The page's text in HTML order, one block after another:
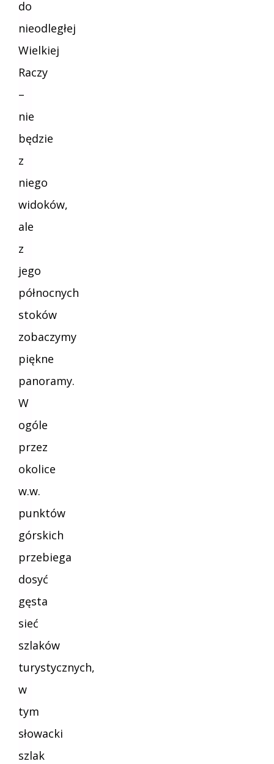
do
nieodległej
Wielkiej
Raczy
–
nie
będzie
z
niego
widoków,
ale
z
jego
północnych
stoków
zobaczymy
piękne
panoramy.
W
ogóle
przez
okolice
w.w.
punktów
górskich
przebiega
dosyć
gęsta
sieć
szlaków
turystycznych,
w
tym
słowacki
szlak